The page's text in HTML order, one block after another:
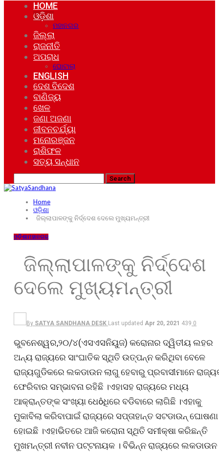
HOME
ଓଡ଼ିଶା
ମହାନଗର
ଜିଲ୍ଲା
ରାଜନୀତି
ଅପରାଧ
ଘୋଟାଲା
ENGLISH
ଦେଶ ବିଦେଶ
ବାଣିଜ୍ୟ
ଖେଳ
ଜଣା ଅଜଣା
ଜୀବନଚର୍ଯ୍ୟା
ମନୋରଞ୍ଜନ
ରାଶିଫଳ
ସତ୍ୟ ସନ୍ଧାନ
Home
ଓଡ଼ିଶା
ଜିଲ୍ଲାପାଳଙ୍କୁ ନିର୍ଦ୍ଦେଶ ଦେଲେ ମୁଖ୍ୟମନ୍ତ୍ରୀ
ଓଡ଼ିଶାମହାନଗର
ଜିଲ୍ଲାପାଳଙ୍କୁ ନିର୍ଦ୍ଦେଶ
ଦେଲେ ମୁଖ୍ୟମନ୍ତ୍ରୀ
By SATYA SANDHANA DESK Last updated Apr 20, 2021 439 0
ଭୁବନେଶ୍ୱର,୨୦/୪(ଏସଏସନିୟୁଜ) କରୋନାର ଦ୍ୱିତୀୟ ଲହର
ଅନ୍ୟ ରାଜ୍ୟରେ ସାଂଘାତିକ ସ୍ଥିତି ଉତ୍ପନ୍ନ କରିଥିବା ବେଳେ
ରାଜ୍ୟଗୁଡିକରେ ଲକଡାଉନ ଲାଗୁ ହେବାରୁ ପ୍ରବାସୀମାନେ
ଫେରିବାର ସମ୍ଭାବନା ରହିଛି ।ଏହାସହ ରାଜ୍ୟରେ ମଧ୍ୟ
ଆକ୍ରାନ୍ତଙ୍କ ସଂଖ୍ୟା ଧେôଧିରେ ବଡିବାରେ ଲାଗିଛି ।ଏହାକୁ
ମୁକାବିଲା କରିବାପାଇଁ ରାଜ୍ୟରେ ସପ୍ତାହାନ୍ତ ସଟଡାଉନ୍ ଘୋଷଣା
ହୋଇଛି ।ଏହାଭିତରେ ଆଜି କରୋନା ସ୍ଥିତି ସମୀକ୍ଷା କରିଛନ୍ତି
ମୁଖମନ୍ତ୍ରୀ ନବୀନ ପଟ୍ଟନାୟକ । ବିଭିନ୍ନ ରାଜ୍ୟରେ ଲକଡାଉନ